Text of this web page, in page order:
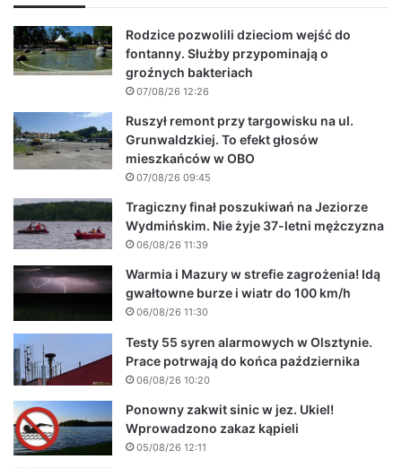
Rodzice pozwolili dzieciom wejść do
fontanny. Służby przypominają o
groźnych bakteriach
07/08/26 12:26
Ruszył remont przy targowisku na ul.
Grunwaldzkiej. To efekt głosów
mieszkańców w OBO
07/08/26 09:45
Tragiczny finał poszukiwań na Jeziorze
Wydmińskim. Nie żyje 37-letni mężczyzna
06/08/26 11:39
Warmia i Mazury w strefie zagrożenia! Idą
gwałtowne burze i wiatr do 100 km/h
06/08/26 11:30
Testy 55 syren alarmowych w Olsztynie.
Prace potrwają do końca października
06/08/26 10:20
Ponowny zakwit sinic w jez. Ukiel!
Wprowadzono zakaz kąpieli
05/08/26 12:11